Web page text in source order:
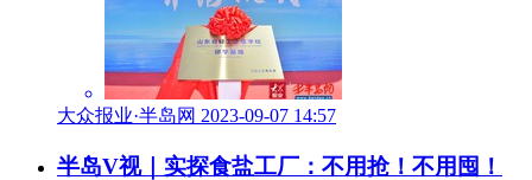
大众报业·半岛网 2023-09-07 14:57
半岛V视｜实探食盐工厂：不用抢！不用囤！